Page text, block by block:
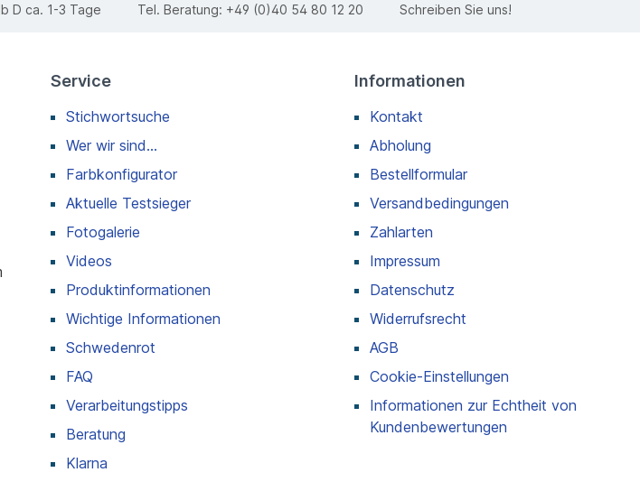
D ca. 1-3 Tage Tel. Beratung: +49 (0)40 54 80 12 20 Schreiben Sie uns!
Service
Stichwortsuche
Wer wir sind...
Farbkonfigurator
Aktuelle Testsieger
Fotogalerie
Videos
Produktinformationen
Wichtige Informationen
Schwedenrot
FAQ
Verarbeitungstipps
Beratung
Klarna
Informationen
Kontakt
Abholung
Bestellformular
Versandbedingungen
Zahlarten
Impressum
Datenschutz
Widerrufsrecht
AGB
Cookie-Einstellungen
Informationen zur Echtheit von
Kundenbewertungen